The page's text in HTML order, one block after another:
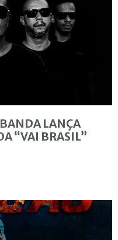
LANÇA
“VAI BRASIL”